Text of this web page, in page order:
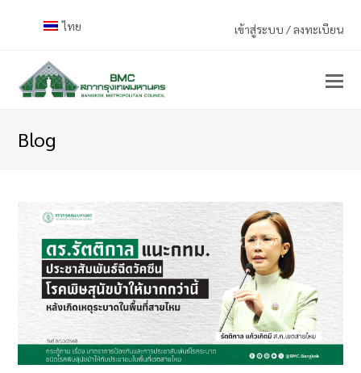
ไทย เข้าสู่ระบบ / ลงทะเบียน
Blog